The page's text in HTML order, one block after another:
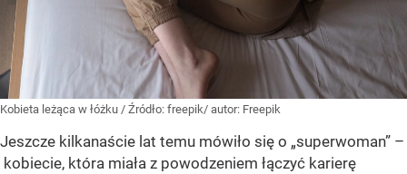
Kobieta leżąca w łóżku / Źródło: freepik/ autor: Freepik
Jeszcze kilkanaście lat temu mówiło się o „superwoman” –
kobiecie, która miała z powodzeniem łączyć karierę